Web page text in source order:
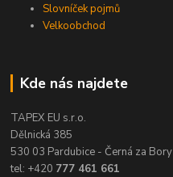
Slovníček pojmů
Velkoobchod
Kde nás najdete
TAPEX EU s.r.o.
Dělnická 385
530 03 Pardubice - Černá za Bory
tel: +420 777 461 661